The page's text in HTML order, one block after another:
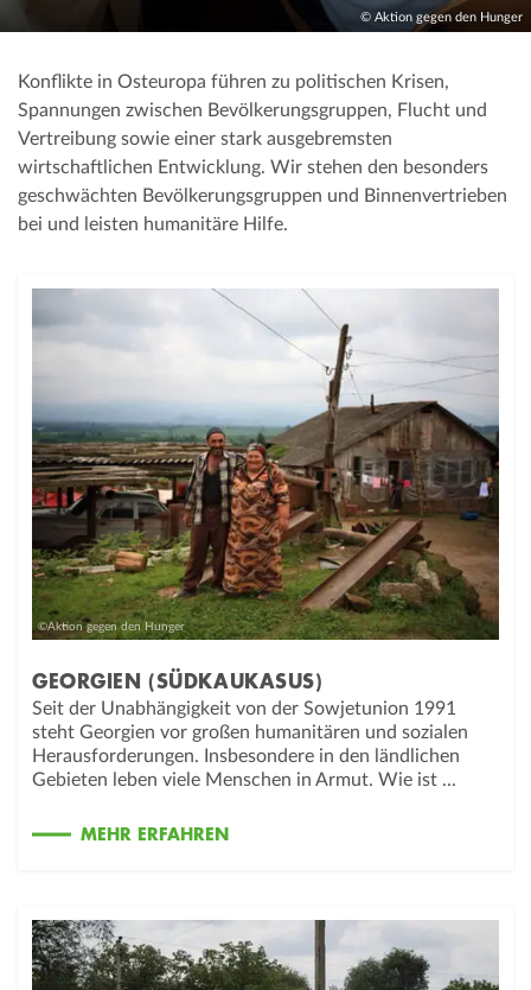
© Aktion gegen den Hunger
Konflikte in Osteuropa führen zu politischen Krisen,
Spannungen zwischen Bevölkerungsgruppen, Flucht und
Vertreibung sowie einer stark ausgebremsten
wirtschaftlichen Entwicklung. Wir stehen den besonders
geschwächten Bevölkerungsgruppen und Binnenvertrieben
bei und leisten humanitäre Hilfe.
©Aktion gegen den Hunger
GEORGIEN (SÜDKAUKASUS)
Seit der Unabhängigkeit von der Sowjetunion 1991
steht Georgien vor großen humanitären und sozialen
Herausforderungen. Insbesondere in den ländlichen
Gebieten leben viele Menschen in Armut. Wie ist ...
MEHR ERFAHREN